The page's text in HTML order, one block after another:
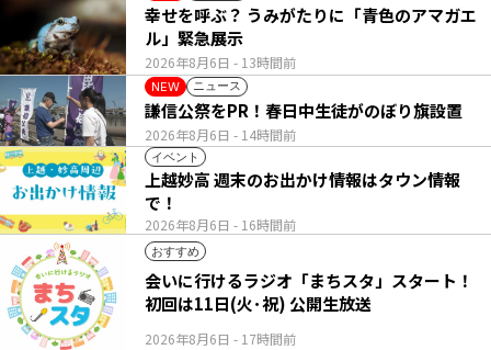
2026年8月6日 - 13時間前
幸せを呼ぶ？ うみがたりに「青色のアマガエ
ル」緊急展示
NEW ニュース
2026年8月6日 - 14時間前
謙信公祭をPR！春日中生徒がのぼり旗設置
イベント
2026年8月6日 - 16時間前
上越妙高 週末のお出かけ情報はタウン情報
で！
おすすめ
2026年8月6日 - 17時間前
会いに行けるラジオ「まちスタ」スタート！
初回は11日(火･祝) 公開生放送